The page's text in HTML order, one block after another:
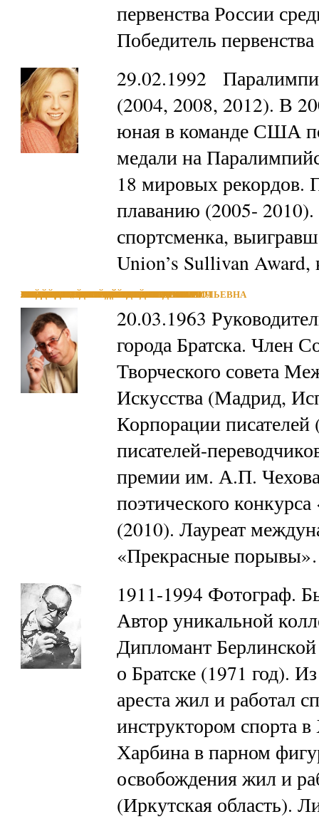
первенства России
Победитель
29.02.1992
(2004, 2008, 2012). В
юная в команде США
медали на
18 мировых рекордов.
плаванию (2005-
спортсменка,
Union’s Sullivan
МЕДВЕДЕВ ИННОКЕНТИЙ ПЕТРОВИЧ
20.03.1963
города Братска. Член
Творческого совета
Искусства (Мадрид,
Корпорации
писателей-
премии им. А.П.
поэтического
(2010). Лауреат
«Прекрасные
АБЛАМСКИЙ ВЛАДИМИР ПАВЛОВИЧ
1911-1994 Фотограф.
Автор уникальной
Дипломант
о Братске (1971 год).
ареста жил и работал
инструктором спорта
Харбина в парном
освобождения жил и
(Иркутская область).
МОЛЯКОВ (МОЛЯК) ВАДИМ ВАДИМОВИЧ
КЛИМОВ КОНСТАНТИН ВАЛЕРЬЕВИЧ
КНЕЙБ ВИКТОР ИВАНОВИЧ
ФИЛИППОВ СЕРГЕЙ ВИКТОРОВИЧ
КАЙДАШ АНДРЕЙ АНАТОЛЬЕВИЧ
ПАНКОВА (НИКУЛИНА) МАРИНА АНАТОЛЬЕВНА
ПОЛИКАНОВ РОМАН ИЛЬИЧ
ЛИСИЦА АНАТОЛИЙ ВЛАДИМИРОВИЧ
ЗУБКОВ АЛЕКСАНДР ЮРЬЕВИЧ
БАЛЯЙКИН ЕВГЕНИЙ ВИКТОРОВИЧ